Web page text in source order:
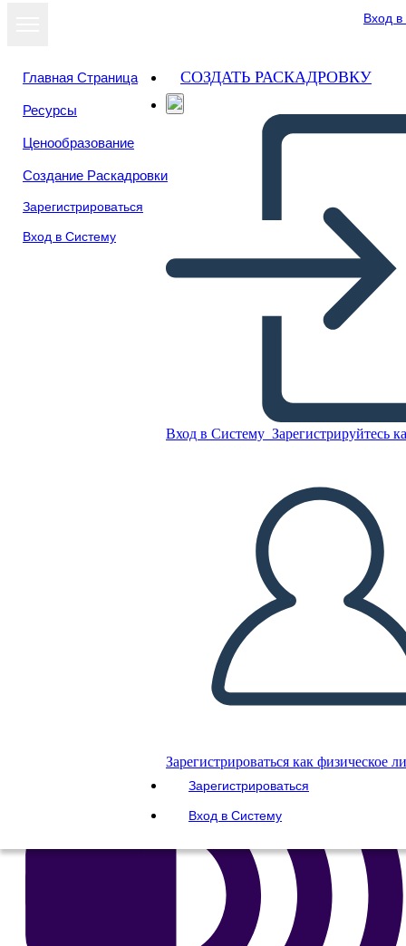
Вход
Главная Страница
Ресурсы
Ценообразование
Создание Раскадровки
Зарегистрироваться
Вход в Систему
СОЗДАТЬ РАСКАДРОВКУ
Вход в Систему Зарегистрируйтесь
Зарегистрироваться как физическое
Зарегистрироваться
Вход в Систему
Правила Класса 4
Скопируйте эту раскадровку
СОЗДАТЬ РАСКАДРОВКУ
ВОСПРОИЗВЕСТИ СЛАЙД-ШОУ
ПОЧИТАЙ МНЕ